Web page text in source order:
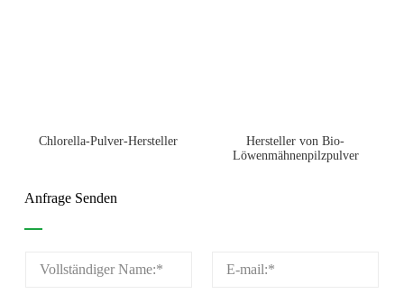
Chlorella-Pulver-Hersteller
Hersteller von Bio-
Löwenmähnenpilzpulver
Anfrage Senden